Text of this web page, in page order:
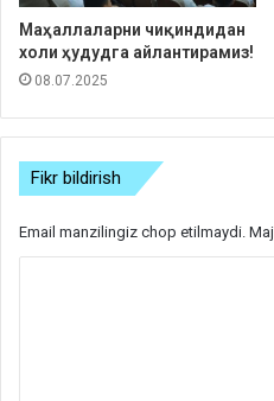
Маҳаллаларни чиқиндидан
холи ҳудудга айлантирамиз!
08.07.2025
Fikr bildirish
Email manzilingiz chop etilmaydi.